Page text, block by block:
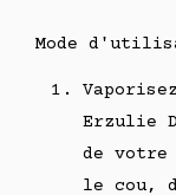
Mode
Erzulie
de
le cou,